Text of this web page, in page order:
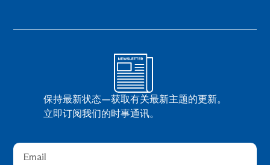
保持最新状态—获取有关最新主题的更新。
立即订阅我们的时事通讯。